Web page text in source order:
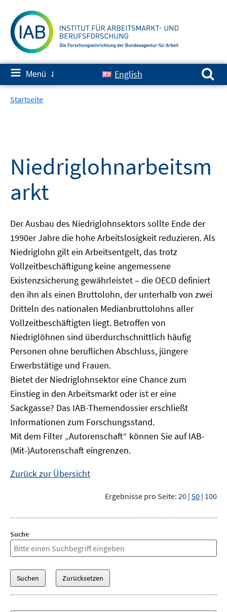
zum
Inhalt
≡ Menü ✘ English
Suchen nach:
Startseite
Niedriglohnarbeitsm
arkt
Der Ausbau des Niedriglohnsektors sollte Ende der
1990er Jahre die hohe Arbeitslosigkeit reduzieren. Als
Niedriglohn gilt ein Arbeitsentgelt, das trotz
Vollzeitbeschäftigung keine angemessene
Existenzsicherung gewährleistet – die OECD definiert
den ihn als einen Bruttolohn, der unterhalb von zwei
Dritteln des nationalen Medianbruttolohns aller
Vollzeitbeschäftigten liegt. Betroffen von
Niedriglöhnen sind überdurchschnittlich häufig
Personen ohne beruflichen Abschluss, jüngere
Erwerbstätige und Frauen.
Bietet der Niedriglohnsektor eine Chance zum
Einstieg in den Arbeitsmarkt oder ist er eine
Sackgasse? Das IAB-Themendossier erschließt
Informationen zum Forschungsstand.
Mit dem Filter „Autorenschaft“ können Sie auf IAB-
(Mit-)Autorenschaft eingrenzen.
Zurück zur Übersicht
Ergebnisse pro Seite: 20 | 50 | 100
Suche